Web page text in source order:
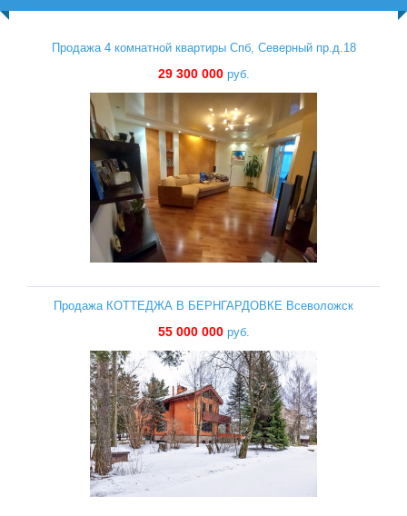
Продажа 4 комнатной квартиры Спб, Северный пр.д.18
29 300 000руб.
Продажа КОТТЕДЖА В БЕРНГАРДОВКЕ Всеволожск
55 000 000руб.